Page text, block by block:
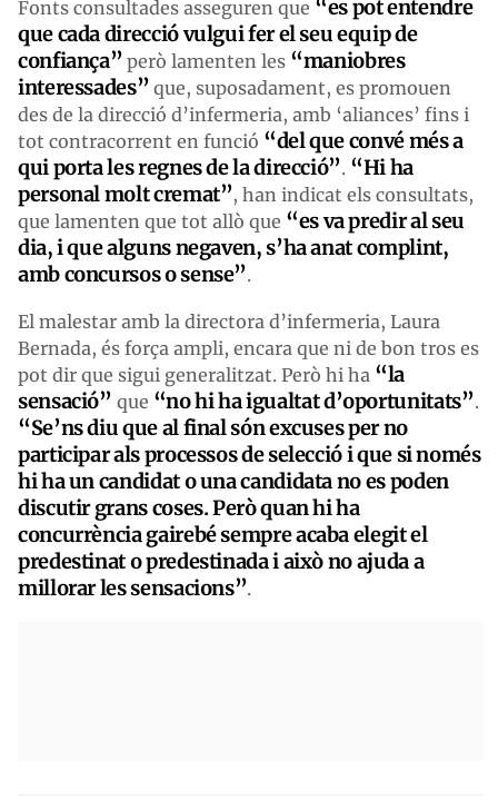
Fonts consultades asseguren que “es pot entendre
que cada direcció vulgui fer el seu equip de
confiança”però lamenten les “maniobres
interessades” que, suposadament, es promouen
des de la direcció d’infermeria, amb ‘aliances’ fins i
tot contracorrent en funció “del que convé més a
qui porta les regnes de la direcció”. “Hi ha
personal molt cremat”, han indicat els consultats,
que lamenten que tot allò que “es va predir al seu
dia, i que alguns negaven, s’ha anat complint,
amb concursos o sense”.
El malestar amb la directora d’infermeria, Laura
Bernada, és força ampli, encara que ni de bon tros es
pot dir que sigui generalitzat. Però hi ha “la
sensació” que “no hi ha igualtat d’oportunitats”.
“Se’ns diu que al final són excuses per no
participar als processos de selecció i que si només
hi ha un candidat o una candidata no es poden
discutir grans coses. Però quan hi ha
concurrència gairebé sempre acaba elegit el
predestinat o predestinada i això no ajuda a
millorar les sensacions”.